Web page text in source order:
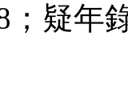
；疑年